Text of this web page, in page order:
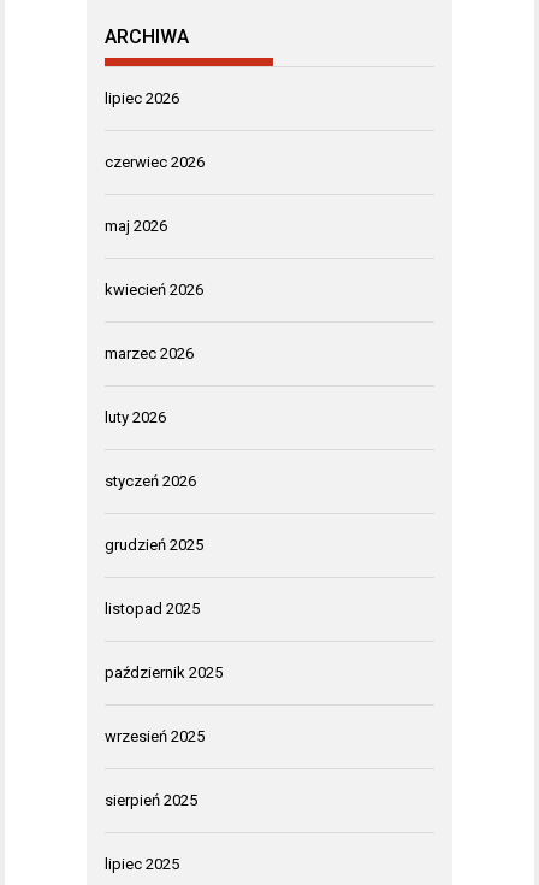
ARCHIWA
lipiec 2026
czerwiec 2026
maj 2026
kwiecień 2026
marzec 2026
luty 2026
styczeń 2026
grudzień 2025
listopad 2025
październik 2025
wrzesień 2025
sierpień 2025
lipiec 2025